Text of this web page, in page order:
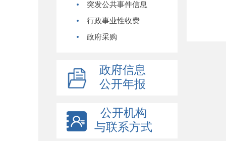
突发公共事件信息
行政事业性收费
政府采购
政府信息
公开年报
公开机构
与联系方式